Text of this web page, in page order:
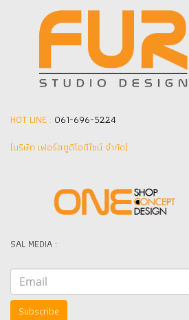
HOT LINE : 061-696-5224
(บริษัท เฟอร์สตูดิโอดีไซน์ จำกัด]
SAL MEDIA :
Subscribe